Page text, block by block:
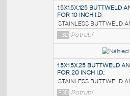
1.5X1.5X.125
FOR 12 INCH I.D:
STAINLESS
F3D Potrubí